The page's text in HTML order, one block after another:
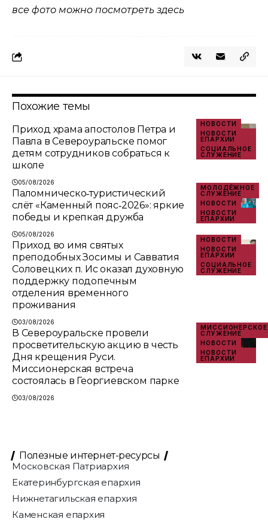
все фото можно посмотреть здесь
Похожие темы
НОВОСТИ
НОВОСТИ
ЕПАРХИИ
СОЦИАЛЬНОЕ
СЛУЖЕНИЕ
Приход храма апостолов Петра и
Павла в Североуральске помог
детям сотрудников собраться к
школе
05/08/2026
МОЛОДЁЖНОЕ
СЛУЖЕНИЕ
НОВОСТИ
НОВОСТИ
ЕПАРХИИ
Паломническо‑туристический
слёт «Каменный пояс‑2026»: яркие
победы и крепкая дружба
05/08/2026
НОВОСТИ
НОВОСТИ
ЕПАРХИИ
СОЦИАЛЬНОЕ
СЛУЖЕНИЕ
Приход во имя святых
преподобных Зосимы и Савватия
Соловецких п. Ис оказал духовную
поддержку подопечным
отделения временного
проживания
03/08/2026
МИССИОНЕРСКОЕ
СЛУЖЕНИЕ
НОВОСТИ
НОВОСТИ
ЕПАРХИИ
В Североуральске провели
просветительскую акцию в честь
Дня крещения Руси.
Миссионерская встреча
состоялась в Георгиевском парке
03/08/2026
Полезные интернет-ресурсы
Московская Патриархия
Екатеринбургская епархия
Нижнетагильская епархия
Каменская епархия